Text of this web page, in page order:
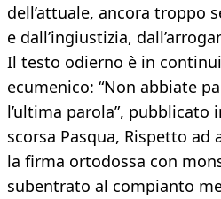
dell’attuale, ancora troppo
e dall’ingiustizia,
Il testo odierno è in
ecumenico: “Non abbiate
l’ultima parola”, pubblicato
scorsa Pasqua, Rispetto ad
la firma ortodossa con
subentrato al compianto